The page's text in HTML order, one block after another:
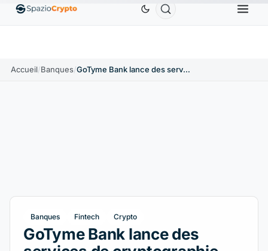
↑1.10% EthereumETH1 880,58 $US ↑1.90% TetherUSDT ↑0.00%
Accueil/Banques/ GoTyme Bank lance des services de cryptographie pour 6,5 millions d'utilisateurs philippins
Banques Fintech Crypto
GoTyme Bank lance des